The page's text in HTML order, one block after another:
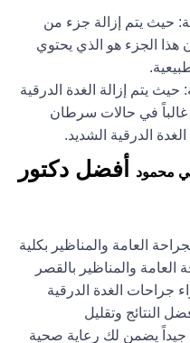
: حيث يتم إزالة جزء من
هذا الجزء هو الذي يحتوي
حيث يتم إزالة الغدة الدرقية
غالباً في حالات سرطان
الدرقية الشديد.
محمود
أفضل دكتور
العامة والمناظير بكلية
والمناظير بالقصر
جراحات الغدة الدرقية
النتائج وتقليل
جيداً يضمن لك رعاية صحية